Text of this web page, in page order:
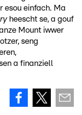
esou einfach. Ma
heescht se, a gouf
Mount iwwer
seng
a finanziell